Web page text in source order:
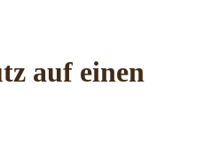
auf einen